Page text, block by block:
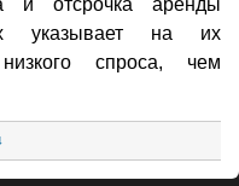
и отсрочка аренды
указывает на их
спроса, чем